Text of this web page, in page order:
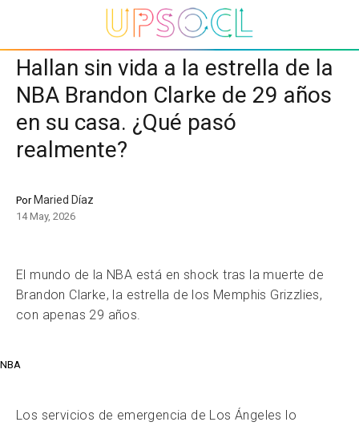
Hallan sin vida a la estrella de la
NBA Brandon Clarke de 29 años
en su casa. ¿Qué pasó
realmente?
Por Maried Díaz
14 May, 2026
El mundo de la NBA está en shock tras la muerte de
Brandon Clarke, la estrella de los Memphis Grizzlies,
con apenas 29 años.
NBA
Los servicios de emergencia de Los Ángeles lo